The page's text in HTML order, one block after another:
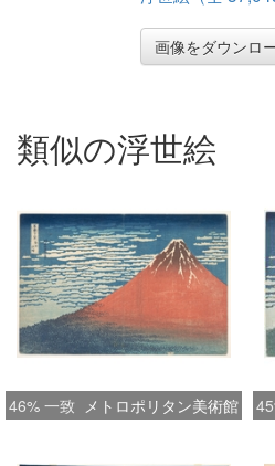
画像をダウンロ
類似の浮世絵
46% 一致 メトロポリタン美術館